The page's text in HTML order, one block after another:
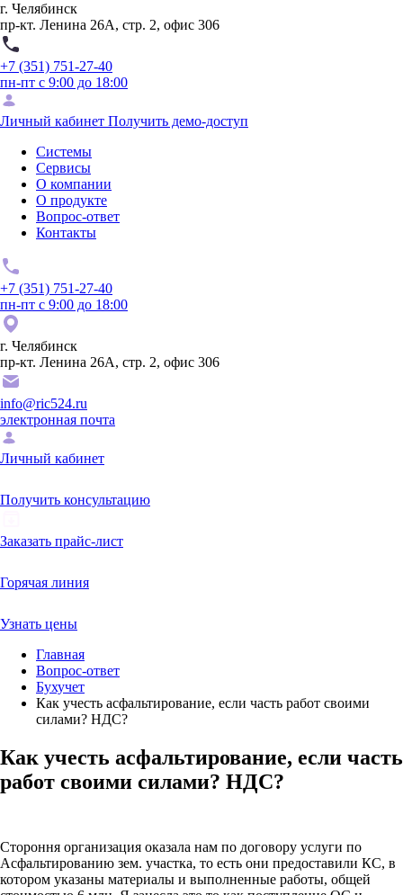
г. Челябинск
пр-кт. Ленина 26А, стр. 2, офис 306
+7 (351) 751-27-40
пн-пт с 9:00 до 18:00
Личный кабинет Получить демо-доступ
Системы
Сервисы
О компании
О продукте
Вопрос-ответ
Контакты
+7 (351) 751-27-40
пн-пт с 9:00 до 18:00
г. Челябинск
пр-кт. Ленина 26А, стр. 2, офис 306
info@ric524.ru
электронная почта
Личный кабинет
Получить консультацию
Заказать прайс-лист
Горячая линия
Узнать цены
Главная
Вопрос-ответ
Бухучет
Как учесть асфальтирование, если часть работ своими
силами? НДС?
Как учесть асфальтирование, если часть
работ своими силами? НДС?
Стороння организация оказала нам по договору услуги по
Асфальтированию зем. участка, то есть они предоставили КС, в
котором указаны материалы и выполненные работы, общей